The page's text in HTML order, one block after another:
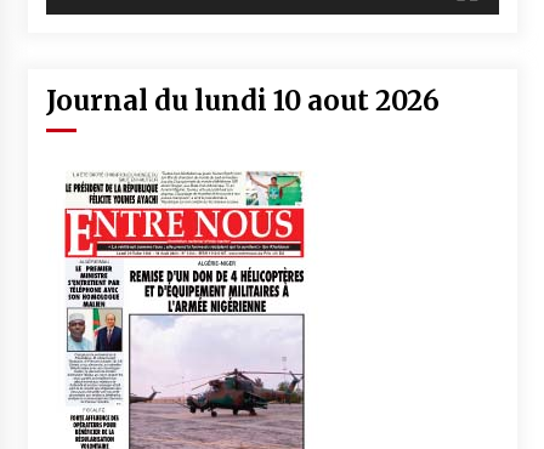
Journal du lundi 10 aout 2026